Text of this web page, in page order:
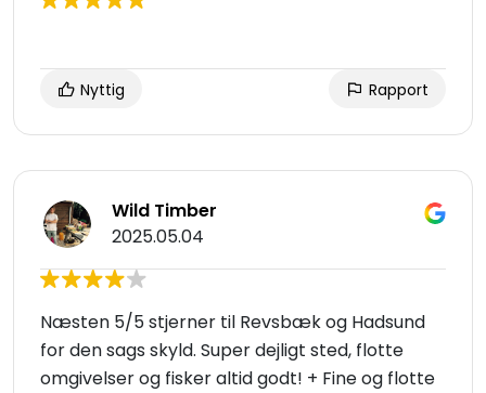
Nyttig Rapport
Wild Timber
2025.05.04
Næsten 5/5 stjerner til Revsbæk og Hadsund
for den sags skyld. Super dejligt sted, flotte
omgivelser og fisker altid godt! + Fine og flotte